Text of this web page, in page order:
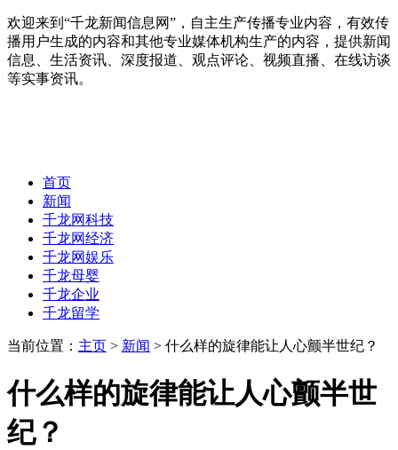
欢迎来到“千龙新闻信息网”，自主生产传播专业内容，有效传
播用户生成的内容和其他专业媒体机构生产的内容，提供新闻
信息、生活资讯、深度报道、观点评论、视频直播、在线访谈
等实事资讯。
首页
新闻
千龙网科技
千龙网经济
千龙网娱乐
千龙母婴
千龙企业
千龙留学
当前位置： 主页 > 新闻 > 什么样的旋律能让人心颤半世纪？
什么样的旋律能让人心颤半世
纪？